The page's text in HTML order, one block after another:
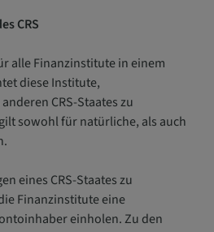
CRS
alle Finanzinstitute in einem
diese Institute,
CRS-Staates zu
sowohl für natürliche, als auch
eines CRS-Staates zu
Finanzinstitute eine
einholen. Zu den